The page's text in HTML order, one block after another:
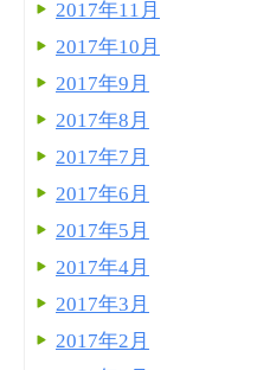
2017年11月
2017年10月
2017年9月
2017年8月
2017年7月
2017年6月
2017年5月
2017年4月
2017年3月
2017年2月